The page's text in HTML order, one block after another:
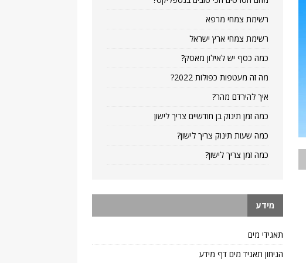
רשימת צמחי מרפא
רשימת צמחי ארץ ישראל
כמה כסף יש לאילון מאסק?
מה זה מעטפות כפולות 2022?
איך להירדם מהר?
כמה זמן תינוק בן חודשיים צריך לישון
כמה שעות תינוק צריך לישון?
כמה זמן צריך לישון?
מידע
תאגידי מים
הגיחון תאגיד מים דף מידע